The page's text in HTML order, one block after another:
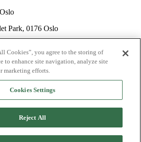
Park, 0176 Oslo
Cookies”, you agree to the storing of
to enhance site navigation, analyze site
marketing efforts.
Cookies Settings
Reject All